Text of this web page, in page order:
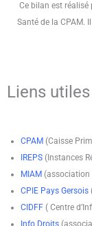
Ce bilan est réalisé
Santé de la CPAM.
Liens utiles
CPAM (Caisse
IREPS (Instances
MIAM
CPIE Pays Gersois
CIDFF ( Centre